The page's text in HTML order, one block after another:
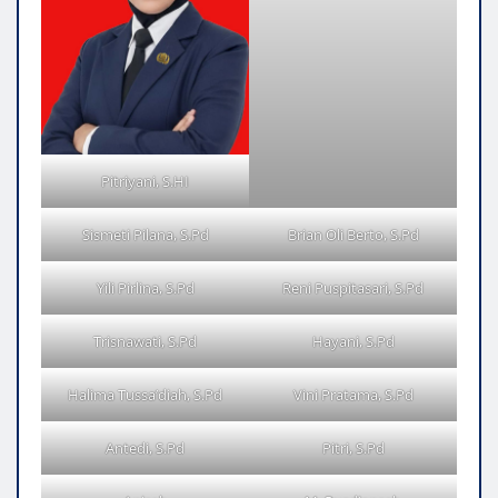
Pitriyani, S.HI
Sismeti Pilana, S.Pd Brian Oli Berto, S.Pd
Yili Pirlina, S.Pd Reni Puspitasari, S.Pd
Trisnawati, S.Pd Hayani, S.Pd
Halima Tussa’diah, S.Pd Vini Pratama, S.Pd
Antedi, S.Pd Pitri, S.Pd